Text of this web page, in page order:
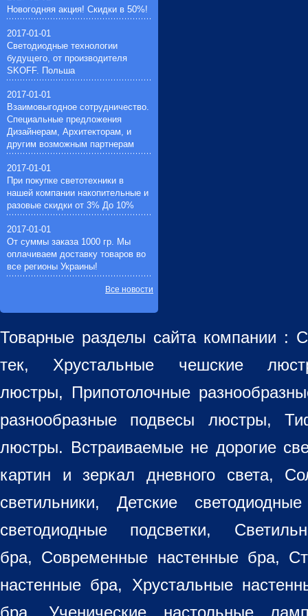
Новогодняя акция! Скидки в 50%!
2017-01-01
Светодиодные технологии
будущего, от производителя
SKOFF. Польша
2017-01-01
Взаимовыгодное сотрудничество.
Специальные предложения
Дизайнерам, Архитекторам, и
другим возможным партнерам
2017-01-01
При покупке светотехники в
нашей компании накопительные и
разовые скидки от 3% До 10%
2017-01-01
От суммы заказа 1000 гр. Мы
оплачиваем доставку товаров во
все регионы Украины!
Все новости
Товарные разделы сайта компании :
тек, Хрустальные чешские
люстры, Припотолочные
разнообразные подвесы люстры,
люстры. Встраиваемые не дорогие
картин и зеркал дневного света,
светильники, Детские
светодиодные подсветки,
бра, Современные настенные бра,
настенные бра, Хрустальные
бра . Ученические настольные